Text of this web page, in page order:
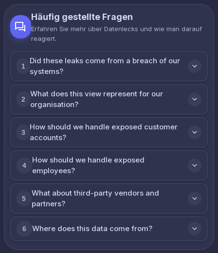
Häufig gestellte Fragen
Erfahren Sie mehr über Datenlecks und wie man darauf
reagiert.
1
Did these leaks come from a breach of our
systems?
2
What does this view represent for our
organisation?
3
How should we handle exposed customer
accounts?
4
How should we handle exposed
employees?
5
What about third-party vendors and
partners?
6 Where does this data come from?